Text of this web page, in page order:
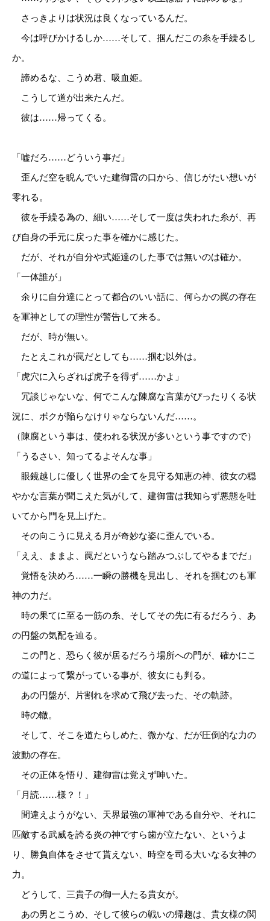
さっきよりは状況は良くなっているんだ。
今は呼びかけるしか……そして、掴んだこの糸を手繰るし
か。
諦めるな、こうめ君、吸血姫。
こうして道が出来たんだ。
彼は……帰ってくる。
「嘘だろ……どういう事だ」
歪んだ空を睨んでいた建御雷の口から、信じがたい想いが
零れる。
彼を手繰る為の、細い……そして一度は失われた糸が、再
び自身の手元に戻った事を確かに感じた。
だが、それが自分や式姫達のした事では無いのは確か。
「一体誰が」
余りに自分達にとって都合のいい話に、何らかの罠の存在
を軍神としての理性が警告して来る。
だが、時が無い。
たとえこれが罠だとしても……掴む以外は。
「虎穴に入らざれば虎子を得ず……かよ」
冗談じゃないな、何でこんな陳腐な言葉がぴったりくる状
況に、ボクが陥らなけりゃならないんだ……。
（陳腐という事は、使われる状況が多いという事ですので）
「うるさい、知ってるよそんな事」
眼鏡越しに優しく世界の全てを見守る知恵の神、彼女の穏
やかな言葉が聞こえた気がして、建御雷は我知らず悪態を吐
いてから門を見上げた。
その向こうに見える月が奇妙な姿に歪んでいる。
「ええ、ままよ、罠だというなら踏みつぶしてやるまでだ」
覚悟を決めろ……一瞬の勝機を見出し、それを掴むのも軍
神の力だ。
時の果てに至る一筋の糸、そしてその先に有るだろう、あ
の円盤の気配を辿る。
この門と、恐らく彼が居るだろう場所への門が、確かにこ
の道によって繋がっている事が、彼女にも判る。
あの円盤が、片割れを求めて飛び去った、その軌跡。
時の轍。
そして、そこを道たらしめた、微かな、だが圧倒的な力の
波動の存在。
その正体を悟り、建御雷は覚えず呻いた。
「月読……様？！」
間違えようがない、天界最強の軍神である自分や、それに
匹敵する武威を誇る炎の神ですら歯が立たない、というよ
り、勝負自体をさせて貰えない、時空を司る大いなる女神の
力。
どうして、三貴子の御一人たる貴女が。
あの男とこうめ、そして彼らの戦いの帰趨は、貴女様の関